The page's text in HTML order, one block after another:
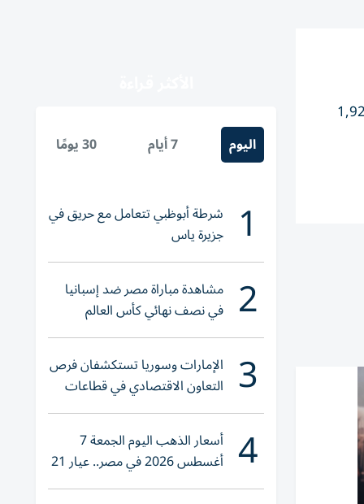
نقطة والبحرين 0.30 % عند 1,925.66
اليوم 7 أيام 30 يومًا
1 شرطة أبوظبي تتعامل مع حريق في
جزيرة ياس
2 مشاهدة مباراة مصر ضد إسبانيا
في نصف نهائي كأس العالم
لناشئات اليد 2026
3 الإمارات وسوريا تستكشفان فرص
التعاون الاقتصادي في قطاعات
حيوية
4 أسعار الذهب اليوم الجمعة 7
أغسطس 2026 في مصر.. عيار 21
يقترب من هذا الرقم